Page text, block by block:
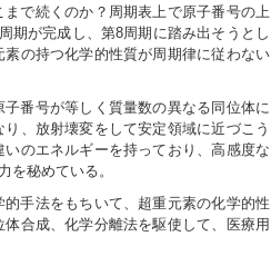
で続くのか？周期表上で原子番号の上
期が完成し、第8周期に踏み出そうとし
の持つ化学的性質が周期律に従わない
番号が等しく質量数の異なる同位体に
、放射壊変をして安定領域に近づこう
のエネルギーを持っており、高感度な
を秘めている。
手法をもちいて、超重元素の化学的性
合成、化学分離法を駆使して、医療用